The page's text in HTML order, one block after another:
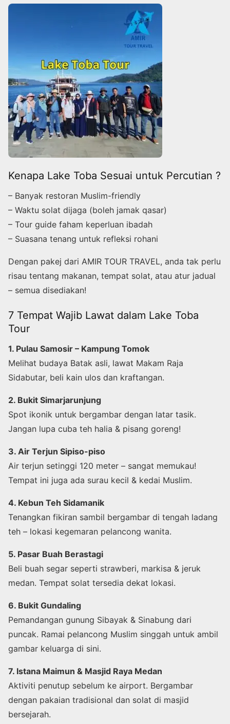
Kenapa Lake Toba Sesuai untuk Percutian ?
– Banyak restoran Muslim-friendly
– Waktu solat dijaga (boleh jamak qasar)
– Tour guide faham keperluan ibadah
– Suasana tenang untuk refleksi rohani
Dengan pakej dari AMIR TOUR TRAVEL, anda tak perlu
risau tentang makanan, tempat solat, atau atur jadual
– semua disediakan!
7 Tempat Wajib Lawat dalam Lake Toba
Tour
1. Pulau Samosir – Kampung Tomok
Melihat budaya Batak asli, lawat Makam Raja
Sidabutar, beli kain ulos dan kraftangan.
2. Bukit Simarjarunjung
Spot ikonik untuk bergambar dengan latar tasik.
Jangan lupa cuba teh halia & pisang goreng!
3. Air Terjun Sipiso-piso
Air terjun setinggi 120 meter – sangat memukau!
Tempat ini juga ada surau kecil & kedai Muslim.
4. Kebun Teh Sidamanik
Tenangkan fikiran sambil bergambar di tengah ladang
teh – lokasi kegemaran pelancong wanita.
5. Pasar Buah Berastagi
Beli buah segar seperti strawberi, markisa & jeruk
medan. Tempat solat tersedia dekat lokasi.
6. Bukit Gundaling
Pemandangan gunung Sibayak & Sinabung dari
puncak. Ramai pelancong Muslim singgah untuk ambil
gambar keluarga di sini.
7. Istana Maimun & Masjid Raya Medan
Aktiviti penutup sebelum ke airport. Bergambar
dengan pakaian tradisional dan solat di masjid
bersejarah.